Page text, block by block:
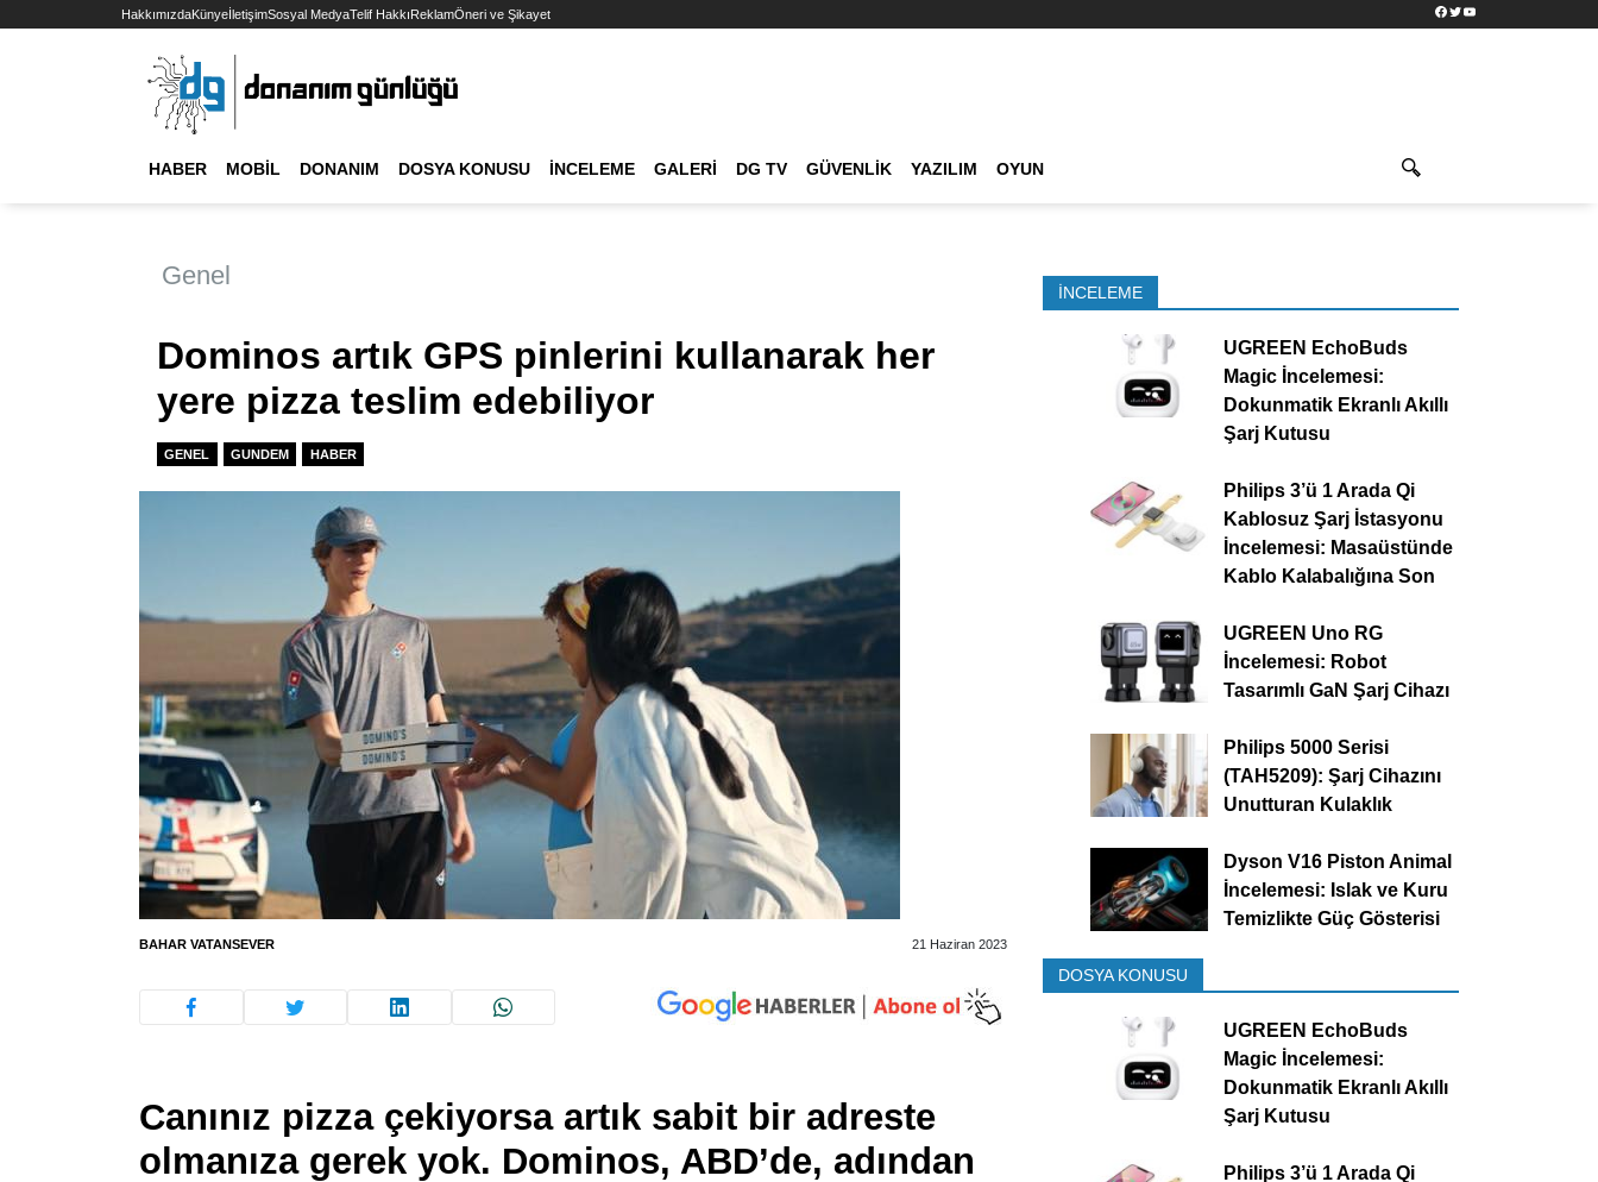
HakkımızdaKünyeİletişimSosyal MedyaTelif HakkıReklamÖneri ve Şikayet Facebook
TwitterYouTube
HABER MOBIL DONANIM DOSYA KONUSU İNCELEME GALERI DG TV GÜVENLIK YAZILIM OYUN
Genel
Dominos artık GPS pinlerini kullanarak her
yere pizza teslim edebiliyor
GENEL GUNDEM HABER
BAHAR VATANSEVER 21 Haziran 2023
Canınız pizza çekiyorsa artık sabit bir adreste
olmanıza gerek yok. Dominos, ABD’de, adından
İNCELEME
UGREEN EchoBuds
Magic İncelemesi:
Dokunmatik Ekranlı Akıllı
Şarj Kutusu
Philips 3’ü 1 Arada Qi
Kablosuz Şarj İstasyonu
İncelemesi: Masaüstünde
Kablo Kalabalığına Son
UGREEN Uno RG
İncelemesi: Robot
Tasarımlı GaN Şarj Cihazı
Philips 5000 Serisi
(TAH5209): Şarj Cihazını
Unutturan Kulaklık
Dyson V16 Piston Animal
İncelemesi: Islak ve Kuru
Temizlikte Güç Gösterisi
DOSYA KONUSU
UGREEN EchoBuds
Magic İncelemesi:
Dokunmatik Ekranlı Akıllı
Şarj Kutusu
Philips 3’ü 1 Arada Qi